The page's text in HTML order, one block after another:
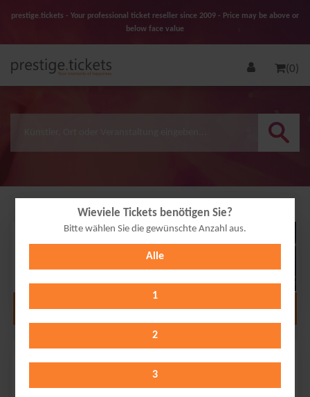
prestige.tickets - Your professional ticket reseller since 2009 - Price may be above or
below face value
(0)
Wieviele Tickets benötigen Sie?
Bitte wählen Sie die gewünschte Anzahl aus.
Alle
1
2
3
21
Alle Termine anzeigen
ratiopharm arena // Neu-Ulm
Sunday 21.03.2027